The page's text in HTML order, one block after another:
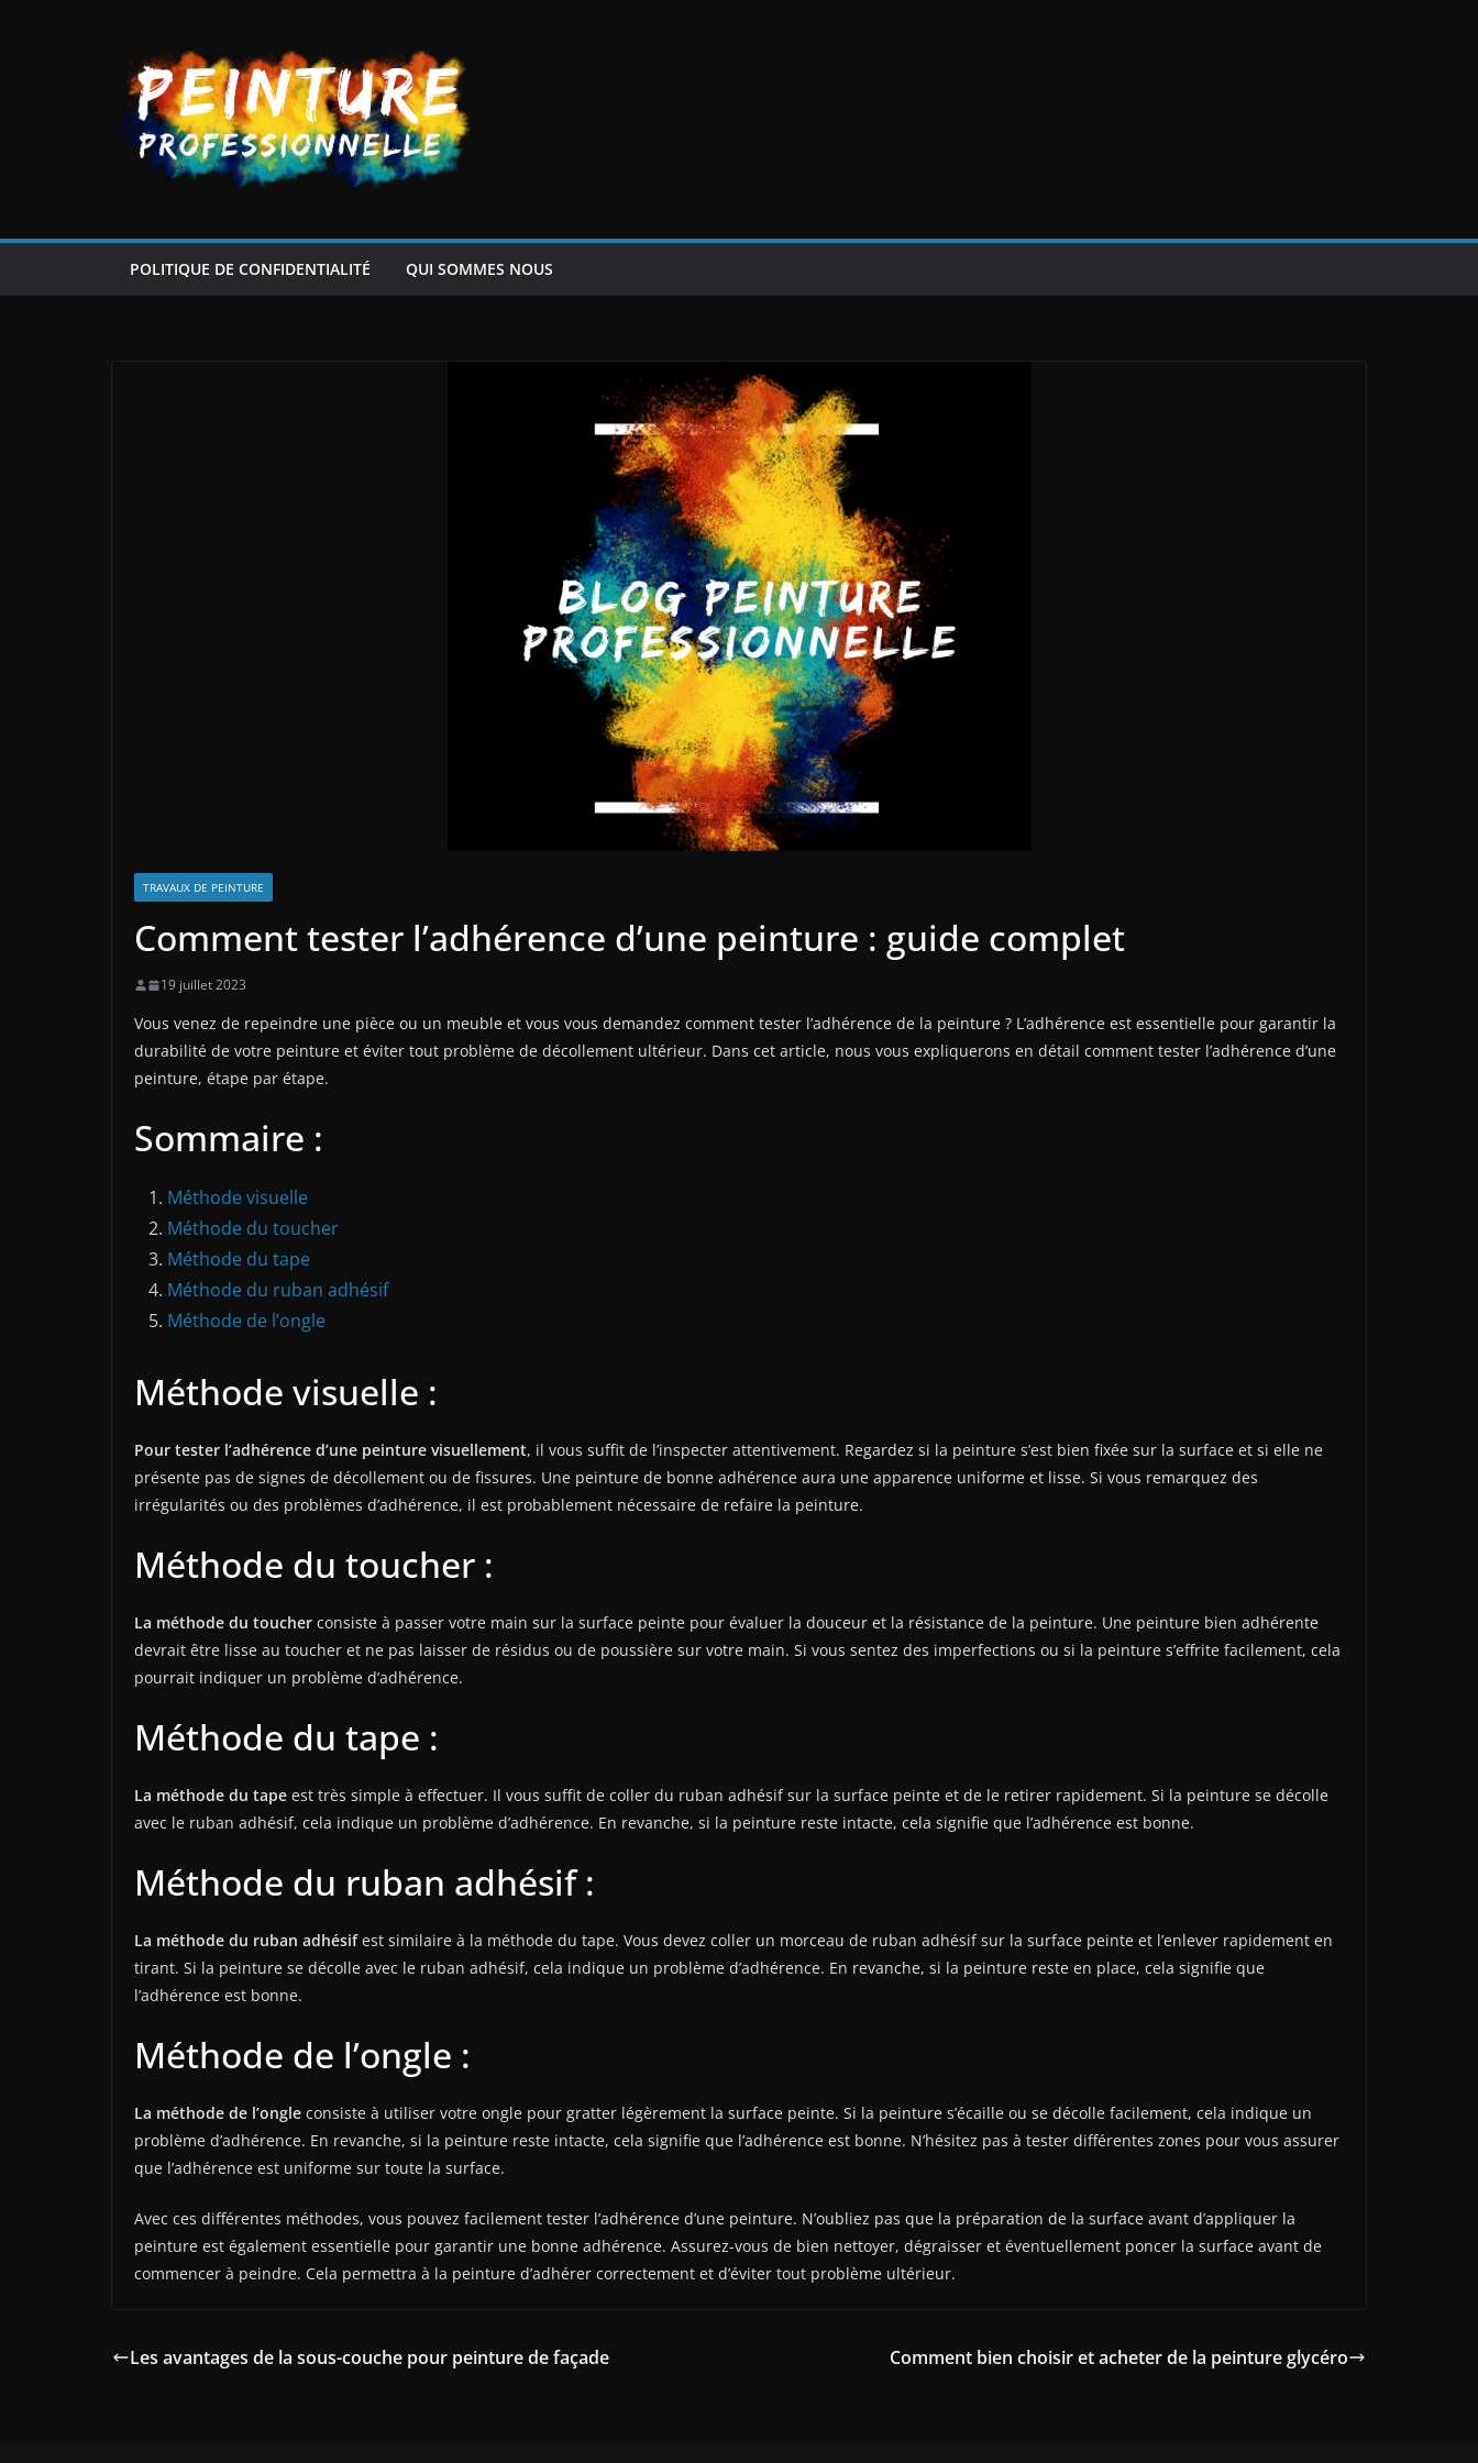
POLITIQUE DE CONFIDENTIALITÉ QUI SOMMES NOUS
TRAVAUX DE PEINTURE
Comment tester l’adhérence d’une peinture : guide complet
19 juillet 2023
Vous venez de repeindre une pièce ou un meuble et vous vous demandez comment tester l’adhérence de la peinture ? L’adhérence est essentielle pour garantir la
durabilité de votre peinture et éviter tout problème de décollement ultérieur. Dans cet article, nous vous expliquerons en détail comment tester l’adhérence d’une
peinture, étape par étape.
Sommaire :
Méthode visuelle
Méthode du toucher
Méthode du tape
Méthode du ruban adhésif
Méthode de l’ongle
Méthode visuelle :
Pour tester l’adhérence d’une peinture visuellement, il vous suffit de l’inspecter attentivement. Regardez si la peinture s’est bien fixée sur la surface et si elle ne
présente pas de signes de décollement ou de fissures. Une peinture de bonne adhérence aura une apparence uniforme et lisse. Si vous remarquez des
irrégularités ou des problèmes d’adhérence, il est probablement nécessaire de refaire la peinture.
Méthode du toucher :
La méthode du toucher consiste à passer votre main sur la surface peinte pour évaluer la douceur et la résistance de la peinture. Une peinture bien adhérente
devrait être lisse au toucher et ne pas laisser de résidus ou de poussière sur votre main. Si vous sentez des imperfections ou si la peinture s’effrite facilement, cela
pourrait indiquer un problème d’adhérence.
Méthode du tape :
La méthode du tape est très simple à effectuer. Il vous suffit de coller du ruban adhésif sur la surface peinte et de le retirer rapidement. Si la peinture se décolle
avec le ruban adhésif, cela indique un problème d’adhérence. En revanche, si la peinture reste intacte, cela signifie que l’adhérence est bonne.
Méthode du ruban adhésif :
La méthode du ruban adhésifest similaire à la méthode du tape. Vous devez coller un morceau de ruban adhésif sur la surface peinte et l’enlever rapidement en
tirant. Si la peinture se décolle avec le ruban adhésif, cela indique un problème d’adhérence. En revanche, si la peinture reste en place, cela signifie que
l’adhérence est bonne.
Méthode de l’ongle :
La méthode de l’ongle consiste à utiliser votre ongle pour gratter légèrement la surface peinte. Si la peinture s’écaille ou se décolle facilement, cela indique un
problème d’adhérence. En revanche, si la peinture reste intacte, cela signifie que l’adhérence est bonne. N’hésitez pas à tester différentes zones pour vous assurer
que l’adhérence est uniforme sur toute la surface.
Avec ces différentes méthodes, vous pouvez facilement tester l’adhérence d’une peinture. N’oubliez pas que la préparation de la surface avant d’appliquer la
peinture est également essentielle pour garantir une bonne adhérence. Assurez-vous de bien nettoyer, dégraisser et éventuellement poncer la surface avant de
commencer à peindre. Cela permettra à la peinture d’adhérer correctement et d’éviter tout problème ultérieur.
Les avantages de la sous-couche pour peinture de façade Comment bien choisir et acheter de la peinture glycéro